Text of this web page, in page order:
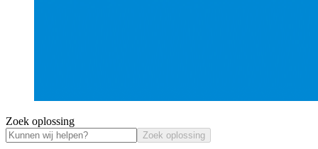
Zoek oplossing
Zoek oplossing